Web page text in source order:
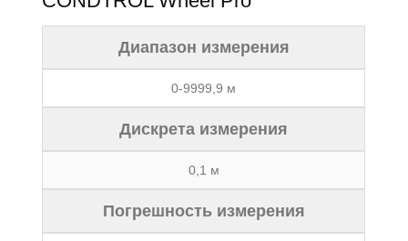
Диапазон измерения
0-9999,9 м
Дискрета измерения
0,1 м
Погрешность измерения